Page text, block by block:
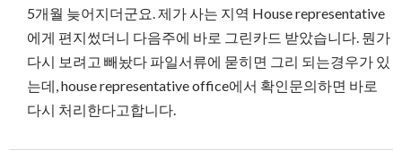
5개월 늦어지더군요. 제가 사는 지역 House representative
에게 편지썼더니 다음주에 바로 그린카드 받았습니다. 뭔가
다시 보려고 빼놨다 파일서류에 묻히면 그리 되는경우가 있
는데, house representative office에서 확인문의하면 바로
다시 처리한다고합니다.